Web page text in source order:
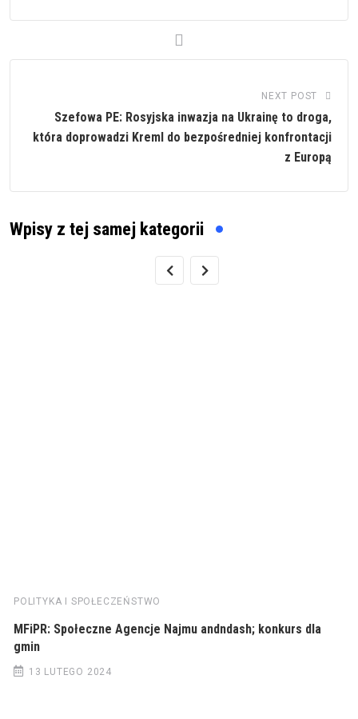
NEXT POST
Szefowa PE: Rosyjska inwazja na Ukrainę to droga,
która doprowadzi Kreml do bezpośredniej konfrontacji
z Europą
Wpisy z tej samej kategorii
POLITYKA I SPOŁECZEŃSTWO
MFiPR: Społeczne Agencje Najmu andndash; konkurs dla
gmin
13 LUTEGO 2024